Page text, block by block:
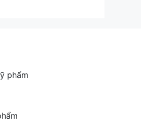
phẩm